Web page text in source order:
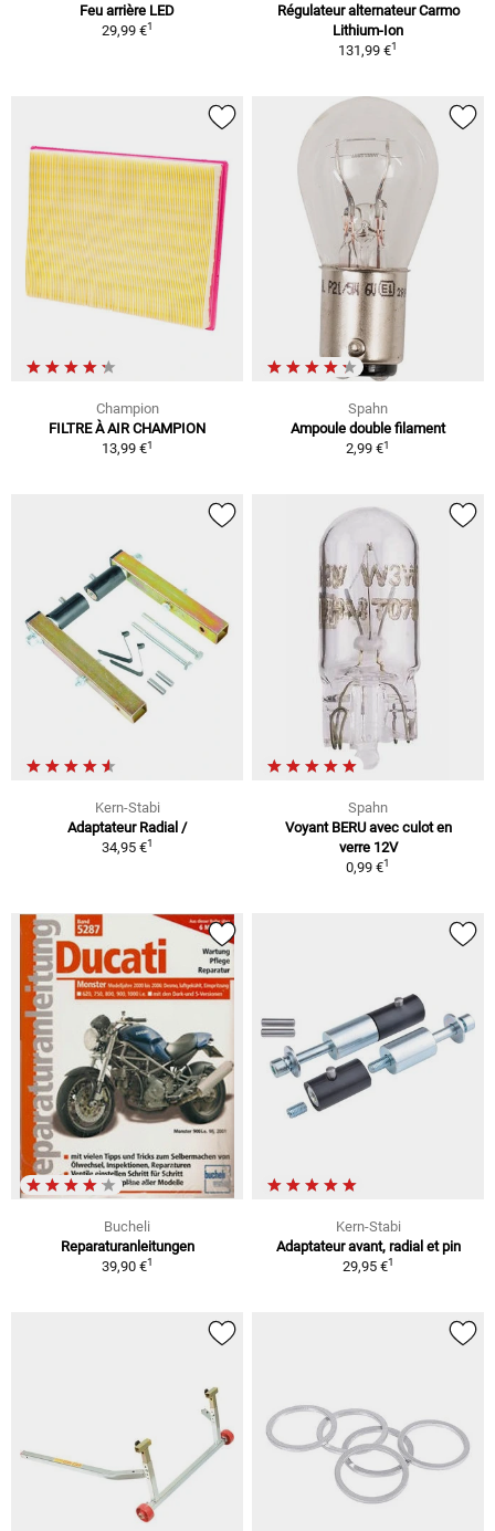
Feu arrière LED
29,99 €1
Régulateur alternateur Carmo
Lithium-Ion
131,99 €1
Champion
FILTRE À AIR CHAMPION
13,99 €1
Spahn
Ampoule double filament
2,99 €1
Kern-Stabi
Adaptateur Radial /
34,95 €1
Spahn
Voyant BERU avec culot en
verre 12V
0,99 €1
Bucheli
Reparaturanleitungen
39,90 €1
Kern-Stabi
Adaptateur avant, radial et pin
29,95 €1